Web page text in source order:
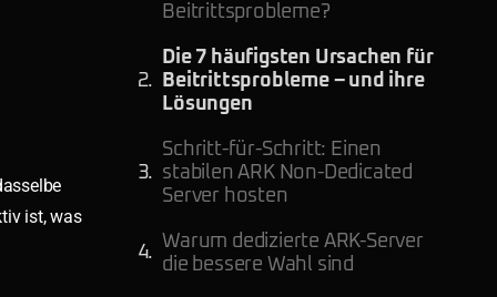
ist, was
Beitrittsprobleme?
Die 7 häufigsten Ursachen für
Beitrittsprobleme – und ihre
Lösungen
Schritt-für-Schritt: Einen
stabilen ARK Non-Dedicated
Server hosten
Warum dedizierte ARK-Server
die bessere Wahl sind